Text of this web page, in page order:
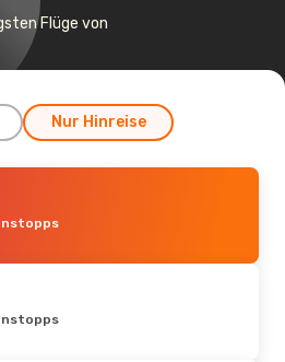
Flüge von
Nur Hinreise